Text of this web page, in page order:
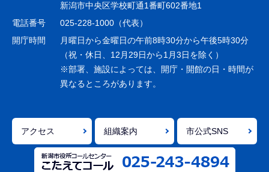
シ
ョ
で
新潟市中央区学校町通1番町602番地1
電話番号
025-228-1000（代表）
開庁時間
月曜日から金曜日の午前8時30分から午後5時30分
（祝・休日、12月29日から1月3日を除く）
※部署、施設によっては、開庁・開館の日・時間が
異なるところがあります。
アクセス 組織案内 市公式SNS